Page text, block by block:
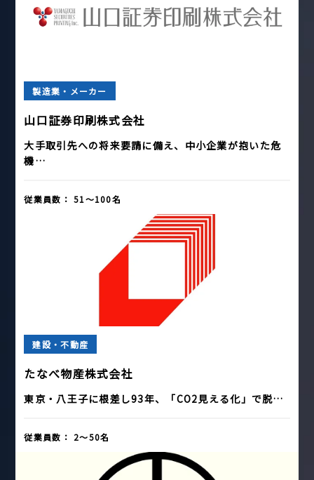
製造業・メーカー
山口証券印刷株式会社
大手取引先への将来要請に備え、中小企業が抱いた危
機…
従業員数：51〜100名
建設・不動産
たなべ物産株式会社
東京・八王子に根差し93年、「CO2見える化」で脱…
従業員数： 2〜50名